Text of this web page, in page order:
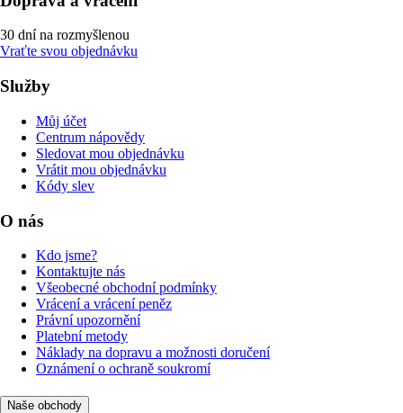
30 dní na rozmyšlenou
Vraťte svou objednávku
Služby
Můj účet
Centrum nápovědy
Sledovat mou objednávku
Vrátit mou objednávku
Kódy slev
O nás
Kdo jsme?
Kontaktujte nás
Všeobecné obchodní podmínky
Vrácení a vrácení peněz
Právní upozornění
Platební metody
Náklady na dopravu a možnosti doručení
Oznámení o ochraně soukromí
Naše obchody